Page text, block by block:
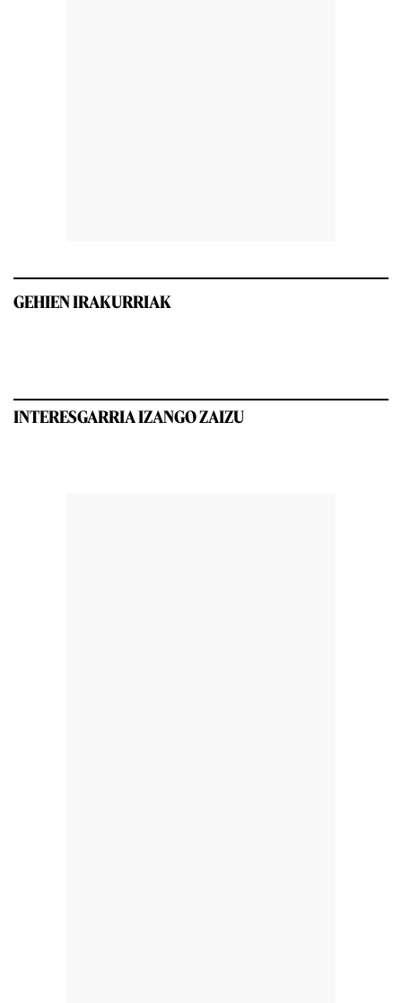
GEHIEN IRAKURRIAK
INTERESGARRIA IZANGO ZAIZU